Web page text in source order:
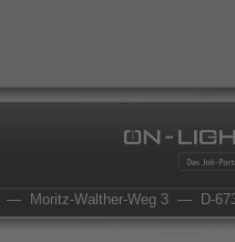
— Moritz-Walther-Weg 3 — D-